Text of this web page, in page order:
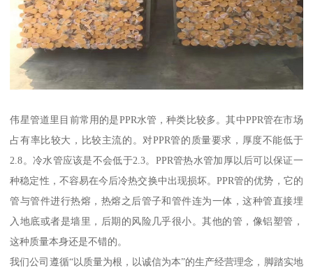
伟星管道里目前常用的是PPR水管，种类比较多。其中PPR管在市场
占有率比较大，比较主流的。对PPR管的质量要求，厚度不能低于
2.8。冷水管应该是不会低于2.3。PPR管热水管加厚以后可以保证一
种稳定性，不容易在今后冷热交换中出现损坏。PPR管的优势，它的
管与管件进行热熔，热熔之后管子和管件连为一体，这种管直接埋
入地底或者是墙里，后期的风险几乎很小。其他的管，像铝塑管，
这种质量本身还是不错的。
我们公司遵循“以质量为根，以诚信为本”的生产经营理念，脚踏实地